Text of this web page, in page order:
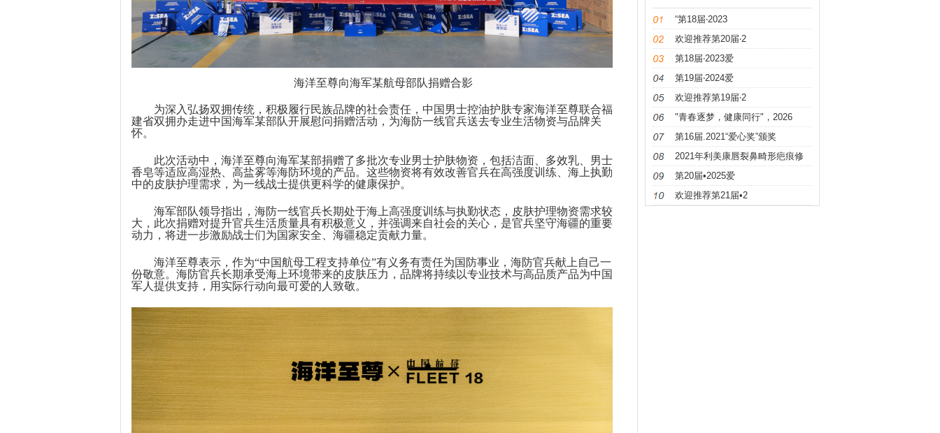
海洋至尊向海军某航母部队捐赠合影
为深入弘扬双拥传统，积极履行民族品牌的社会责任，中国男士控油护肤专家海洋至尊联合福
建省双拥办走进中国海军某部队开展慰问捐赠活动，为海防一线官兵送去专业生活物资与品牌关
怀。
此次活动中，海洋至尊向海军某部捐赠了多批次专业男士护肤物资，包括洁面、 多效乳 、男士
香皂等适应高湿热、高盐雾等海防环境的产品。 这些物资将有效改善官兵在高强度训练、海上执勤
中的皮肤护理需求，为一线战士提供更科学的健康保护。
海军部队领导指出，海防一线官兵长期处于海上高强度训练与执勤状态，皮肤护理物资需求较
大，此次捐赠对提升官兵生活质量具有积极意义 ， 并强调来自社会的关心，是官兵坚守海疆的重要
动力，将进一步激励战士们为国家安全、海疆稳定贡献力量。
海洋至尊表示， 作为“中国航母工程支持单位”有义务有责任为国防事业， 海防官兵献上自己一
份敬意。海防官兵长期承受海上环境带来的皮肤压力，品牌将持续以专业技术与高品质产品为中国
军人提供支持，用实际行动向最可爱的人致敬。
“第18届‧2023
欢迎推荐第20届‧2
第18届‧2023爱
第19届‧2024爱
欢迎推荐第19届‧2
"青春逐梦，健康同行"，2026
第16届.2021“爱心奖”颁奖
2021年利美康唇裂鼻畸形疤痕修
第20届•2025爱
欢迎推荐第21届•2